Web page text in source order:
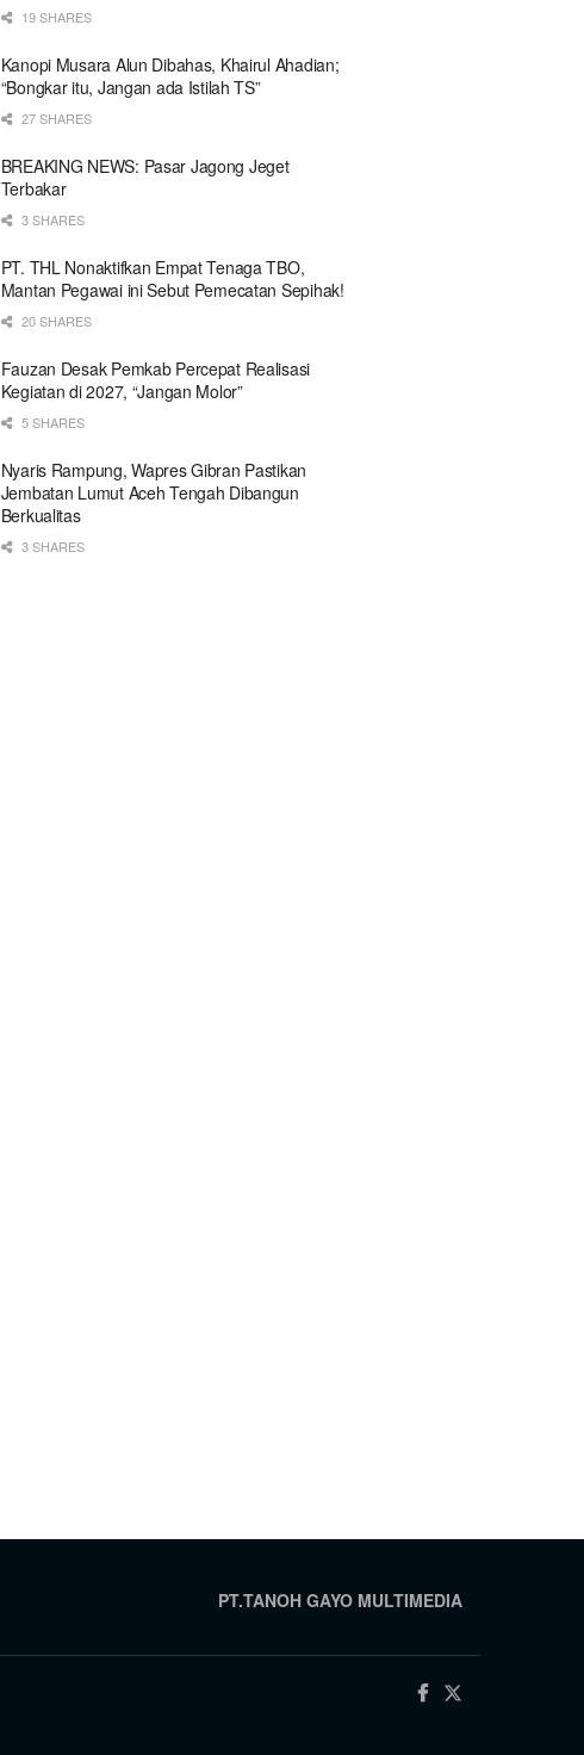
19 SHARES
Kanopi Musara Alun Dibahas, Khairul Ahadian;
“Bongkar itu, Jangan ada Istilah TS”
27 SHARES
BREAKING NEWS: Pasar Jagong Jeget
Terbakar
3 SHARES
PT. THL Nonaktifkan Empat Tenaga TBO,
Mantan Pegawai ini Sebut Pemecatan Sepihak!
20 SHARES
Fauzan Desak Pemkab Percepat Realisasi
Kegiatan di 2027, “Jangan Molor”
5 SHARES
Nyaris Rampung, Wapres Gibran Pastikan
Jembatan Lumut Aceh Tengah Dibangun
Berkualitas
3 SHARES
PT.TANOH GAYO MULTIMEDIA